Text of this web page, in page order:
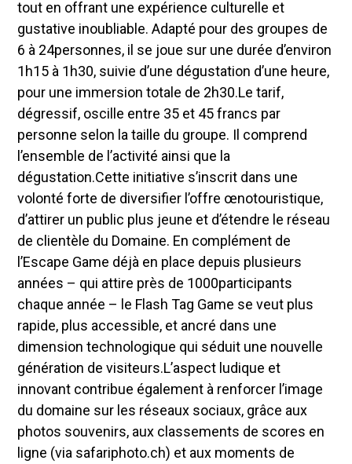
tout en offrant une expérience culturelle et
gustative inoubliable. Adapté pour des groupes de
6 à 24personnes, il se joue sur une durée d’environ
1h15 à 1h30, suivie d’une dégustation d’une heure,
pour une immersion totale de 2h30.Le tarif,
dégressif, oscille entre 35 et 45 francs par
personne selon la taille du groupe. Il comprend
l’ensemble de l’activité ainsi que la
dégustation.Cette initiative s’inscrit dans une
volonté forte de diversifier l’offre œnotouristique,
d’attirer un public plus jeune et d’étendre le réseau
de clientèle du Domaine. En complément de
l’Escape Game déjà en place depuis plusieurs
années – qui attire près de 1000participants
chaque année – le Flash Tag Game se veut plus
rapide, plus accessible, et ancré dans une
dimension technologique qui séduit une nouvelle
génération de visiteurs.L’aspect ludique et
innovant contribue également à renforcer l’image
du domaine sur les réseaux sociaux, grâce aux
photos souvenirs, aux classements de scores en
ligne (via safariphoto.ch) et aux moments de